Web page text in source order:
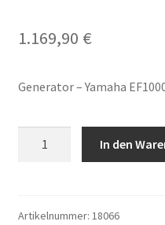
1.169,90 €
Generator – Yamaha
YAMAHA
In den
Artikelnummer: 18066